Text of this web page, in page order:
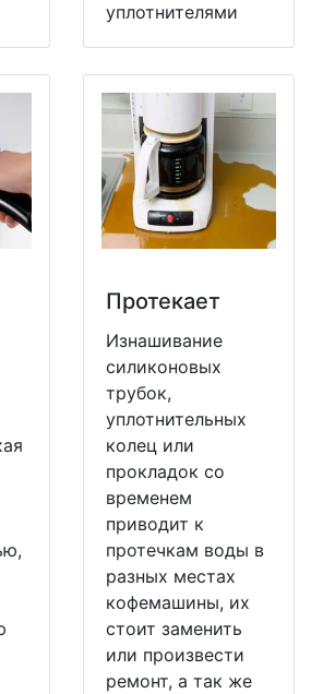
уплотнителями
Протекает
Изнашивание
силиконовых
трубок,
уплотнительных
колец или
прокладок со
временем
приводит к
протечкам воды в
разных местах
кофемашины, их
стоит заменить
или произвести
ремонт, а так же